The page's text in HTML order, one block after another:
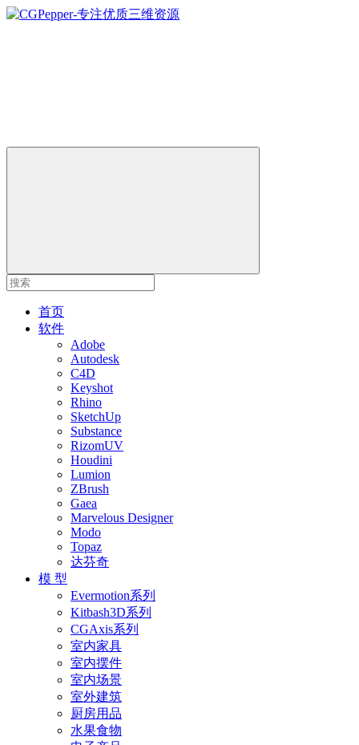
首页
软件
Adobe
Autodesk
C4D
Keyshot
Rhino
SketchUp
Substance
RizomUV
Houdini
Lumion
ZBrush
Gaea
Marvelous Designer
Modo
Topaz
达芬奇
模 型
Evermotion系列
Kitbash3D系列
CGAxis系列
室内家具
室内摆件
室内场景
室外建筑
厨房用品
水果食物